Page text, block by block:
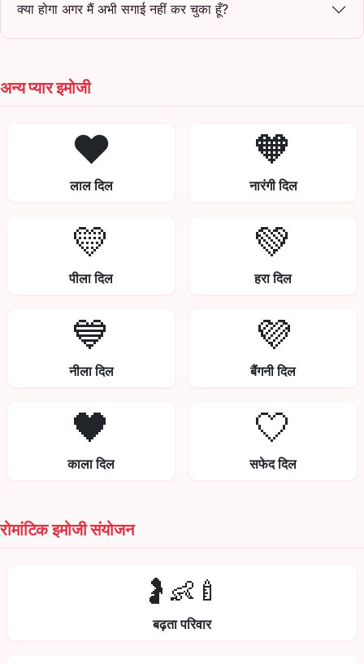
क्या होगा अगर मैं अभी सगाई नहीं कर चुका हूँ?
अन्य प्यार इमोजी
❤️
लाल दिल
🧡
नारंगी दिल
💛
पीला दिल
💚
हरा दिल
💙
नीला दिल
💜
बैंगनी दिल
🖤
काला दिल
🤍
सफेद दिल
रोमांटिक इमोजी संयोजन
🤰👶🍼
बढ़ता परिवार